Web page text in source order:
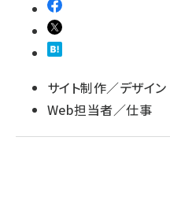
サイト制作／デザイン
Web担当者／仕事